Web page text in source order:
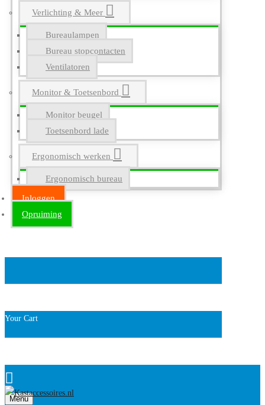
Verlichting & Meer
Bureaulampen
Bureau stopcontacten
Ventilatoren
Monitor & Toetsenbord
Monitor beugel
Toetsenbord lade
Ergonomisch werken
Ergonomisch bureau
Inloggen
Opruiming
Your Cart
Menu